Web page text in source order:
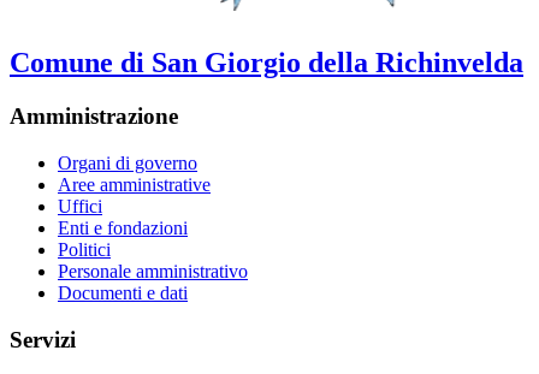
Comune di San Giorgio della Richinvelda
Amministrazione
Organi di governo
Aree amministrative
Uffici
Enti e fondazioni
Politici
Personale amministrativo
Documenti e dati
Servizi